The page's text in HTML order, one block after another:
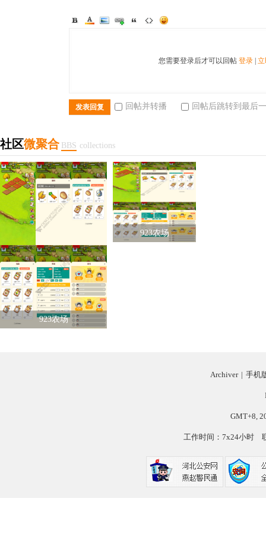
您需要登录后才可以回帖 登录
发表回复 回帖并转播 回帖后跳转到最后
社区微聚合 BBS collections
923农场
923农场
Archiver | 手机
GMT+8,
工作时间：7x24小时